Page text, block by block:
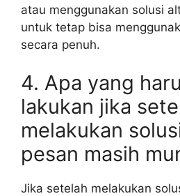
atau menggunakan solusi
untuk tetap bisa
secara penuh.
4. Apa yang
lakukan jika
melakukan
pesan masih
Jika setelah melakukan